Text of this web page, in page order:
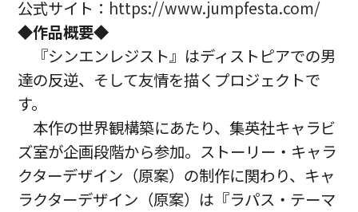
公式サイト： https://www.jumpfesta.com/
◆作品概要◆
『シンエンレジスト』はディストピアでの男
達の反逆、そして友情を描くプロジェクトで
す。
本作の世界観構築にあたり、集英社キャラビ
ズ室が企画段階から参加。ストーリー・キャラ
クターデザイン（原案）の制作に関わり、キャ
ラクターデザイン（原案）は『ラパス・テーマ